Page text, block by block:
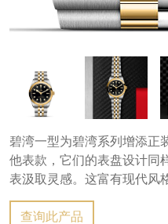
碧湾一型为碧湾系列增添正
他表款，它们的表盘设计同
表汲取灵感。这富有现代风
查询此产品